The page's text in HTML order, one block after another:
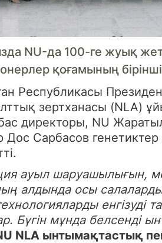
NU-да 100-ге жуық
қоғамының
Республикасы
зертханасы (NLA)
директоры, NU
Сарбасов
ауыл шаруашылығын,
алдында осы
енгізуді
Бүгін мұнда
NLA ынтымақтастық